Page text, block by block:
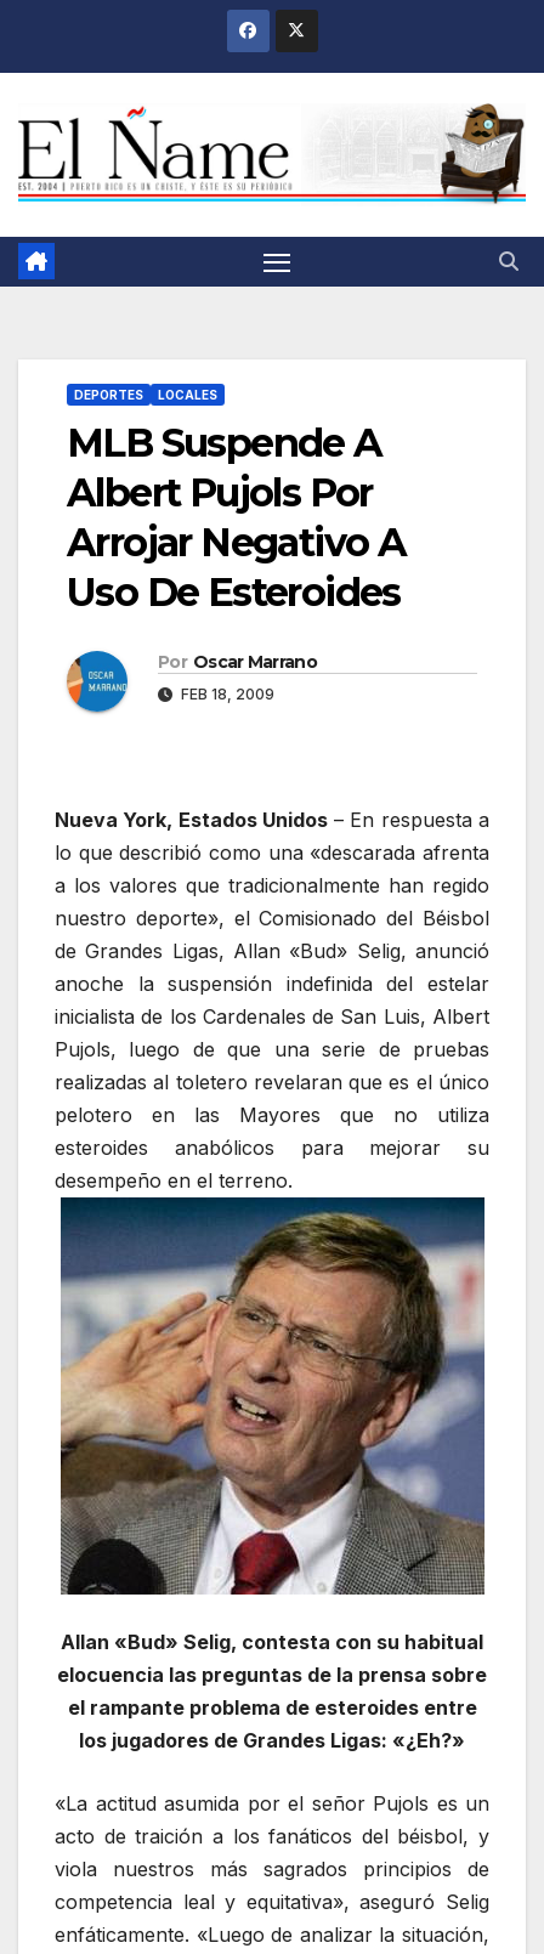
DEPORTES LOCALES
MLB Suspende A
Albert Pujols Por
Arrojar Negativo A
Uso De Esteroides
Por Oscar Marrano
FEB 18, 2009
Nueva York, Estados Unidos– En respuesta a
lo que describió como una «descarada afrenta
a los valores que tradicionalmente han regido
nuestro deporte», el Comisionado del Béisbol
de Grandes Ligas, Allan «Bud» Selig, anunció
anoche la suspensión indefinida del estelar
inicialista de los Cardenales de San Luis, Albert
Pujols, luego de que una serie de pruebas
realizadas al toletero revelaran que es el único
pelotero en las Mayores que no utiliza
esteroides anabólicos para mejorar su
desempeño en el terreno.
Allan «Bud» Selig, contesta con su habitual
elocuencia las preguntas de la prensa sobre
el rampante problema de esteroides entre
los jugadores de Grandes Ligas: «¿Eh?»
«La actitud asumida por el señor Pujols es un
acto de traición a los fanáticos del béisbol, y
viola nuestros más sagrados principios de
competencia leal y equitativa», aseguró Selig
enfáticamente. «Luego de analizar la situación,